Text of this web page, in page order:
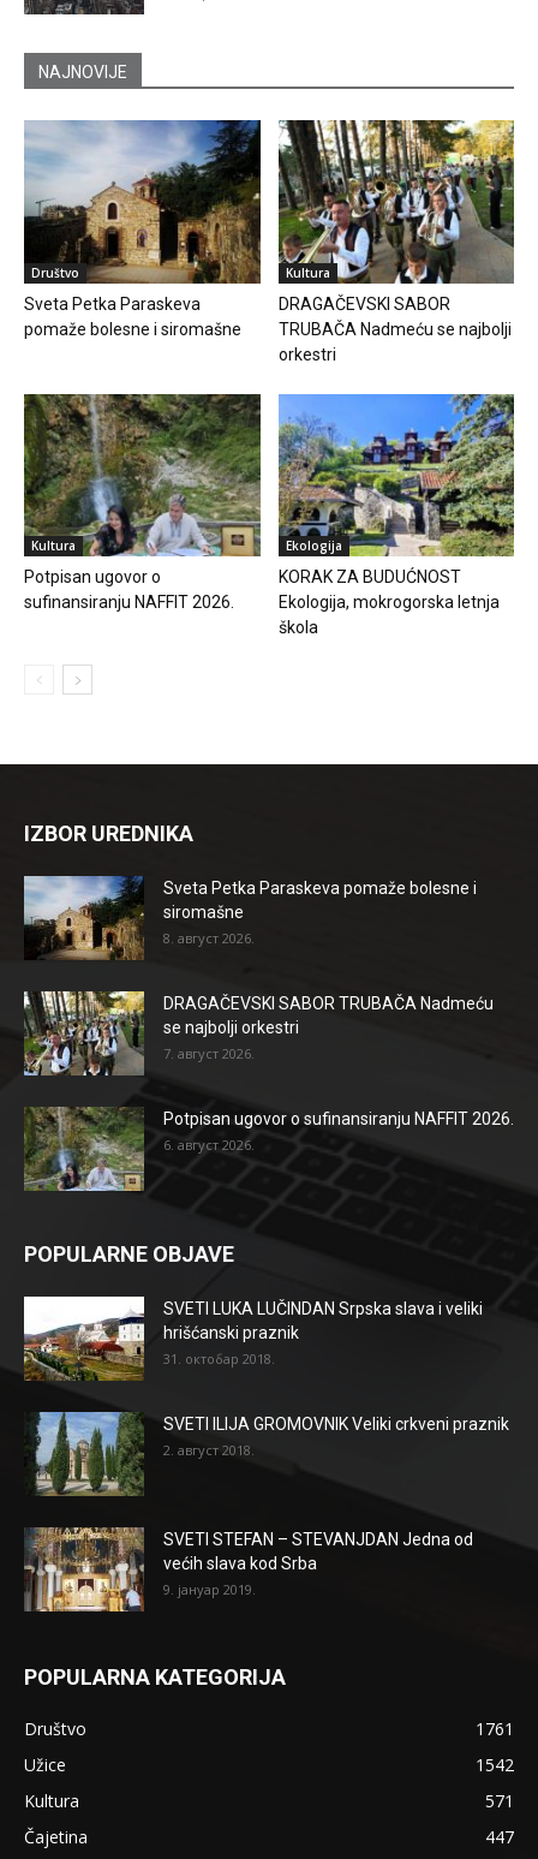
NAJNOVIJE
Društvo
Sveta Petka Paraskeva
pomaže bolesne i siromašne
Kultura
DRAGAČEVSKI SABOR
TRUBAČA Nadmeću se najbolji
orkestri
Kultura
Potpisan ugovor o
sufinansiranju NAFFIT 2026.
Ekologija
KORAK ZA BUDUĆNOST
Ekologija, mokrogorska letnja
škola
IZBOR UREDNIKA
Sveta Petka Paraskeva pomaže bolesne i
siromašne
8. август 2026.
DRAGAČEVSKI SABOR TRUBAČA Nadmeću
se najbolji orkestri
7. август 2026.
Potpisan ugovor o sufinansiranju NAFFIT 2026.
6. август 2026.
POPULARNE OBJAVE
SVETI LUKA LUČINDAN Srpska slava i veliki
hrišćanski praznik
31. октобар 2018.
SVETI ILIJA GROMOVNIK Veliki crkveni praznik
2. август 2018.
SVETI STEFAN – STEVANJDAN Jedna od
većih slava kod Srba
9. јануар 2019.
POPULARNA KATEGORIJA
Društvo
1761
Užice
1542
Kultura
571
Čajetina
447